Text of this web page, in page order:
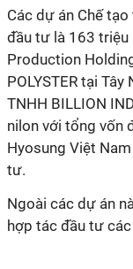
Các dự án Chế
đầu tư là 163 triệu
Production
POLYSTER tại
TNHH BILLION
nilon với tổng vốn
Hyosung Việt
tư.
Ngoài các dự án
hợp tác đầu tư